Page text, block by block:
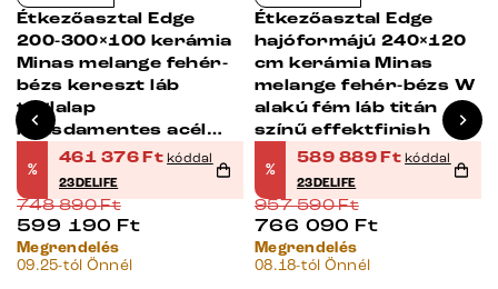
Étkezőasztal Edge
200-300×100 kerámia
Minas melange fehér-
bézs kereszt láb
téglalap
rozsdamentes acél
kihúzható
%
461 376Ft kóddal
23DELIFE
748 890Ft
599 190 Ft
Megrendelés
09.25-tól Önnél
Étkezőasztal Edge
hajóformájú 240×120
cm kerámia Minas
melange fehér-bézs W
alakú fém láb titán
színű effektfinish
%
589 889Ft kóddal
23DELIFE
957 590Ft
766 090 Ft
Megrendelés
08.18-tól Önnél